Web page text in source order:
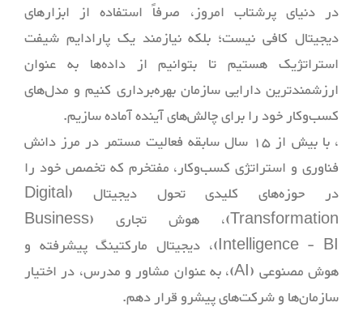
در دنیای پرشتاب امروز، صرفاً استفاده از ابزارهای
دیجیتال کافی نیست؛ بلکه نیازمند یک پارادایم شیفت
استراتژیک هستیم تا بتوانیم از داده‌ها به عنوان
ارزشمندترین دارایی سازمان بهره‌برداری کنیم و مدل‌های
کسب‌وکار خود را برای چالش‌های آینده آماده سازیم.
، با بیش از 15 سال سابقه فعالیت مستمر در مرز دانش
فناوری و استراتژی کسب‌وکار، مفتخرم که تخصص خود را
در حوزه‌های کلیدی تحول دیجیتال (Digital
Transformation)، هوش تجاری (Business
Intelligence - BI)، دیجیتال مارکتینگ پیشرفته و
هوش مصنوعی (AI)، به عنوان مشاور و مدرس، در اختیار
سازمان‌ها و شرکت‌های پیشرو قرار دهم.